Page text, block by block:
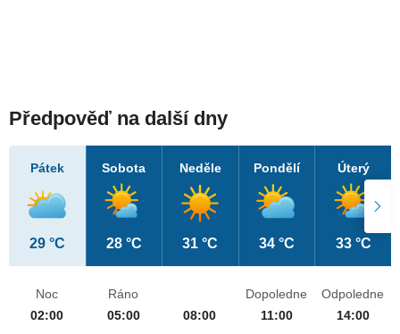
Předpověď na další dny
Pátek
29 °C
Sobota
28 °C
Neděle
31 °C
Pondělí
34 °C
Úterý
33 °C
Noc
02:00
Ráno
05:00
08:00
Dopoledne
11:00
Odpoledne
14:00